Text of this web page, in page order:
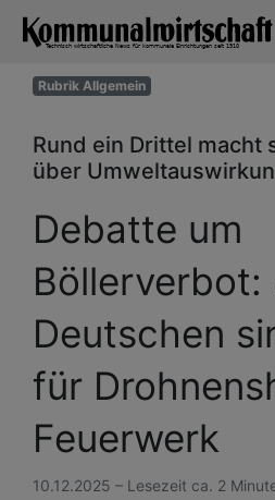
Rubrik Allgemein
Rund ein Drittel macht
über
Debatte um
Böllerverbot:
Deutschen
für
Feuerwerk
10.12.2025 – Lesezeit ca. 2